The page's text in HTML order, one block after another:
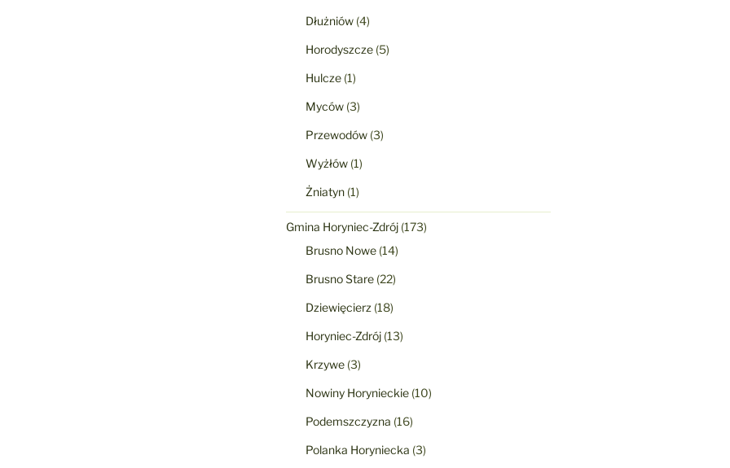
Dłużniów(4)
Horodyszcze(5)
Hulcze(1)
Myców(3)
Przewodów(3)
Wyżłów(1)
Żniatyn(1)
Gmina Horyniec-Zdrój(173)
Brusno Nowe(14)
Brusno Stare(22)
Dziewięcierz (18)
Horyniec-Zdrój(13)
Krzywe(3)
Nowiny Horynieckie(10)
Podemszczyzna (16)
Polanka Horyniecka (3)